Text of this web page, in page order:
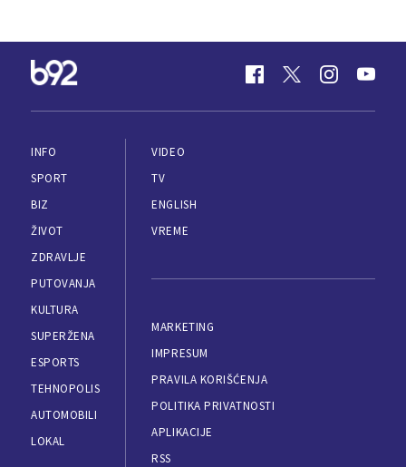
INFO
SPORT
BIZ
ŽIVOT
ZDRAVLJE
PUTOVANJA
KULTURA
SUPERŽENA
ESPORTS
TEHNOPOLIS
AUTOMOBILI
LOKAL
VIDEO
TV
ENGLISH
VREME
MARKETING
IMPRESUM
PRAVILA KORIŠĆENJA
POLITIKA PRIVATNOSTI
APLIKACIJE
RSS